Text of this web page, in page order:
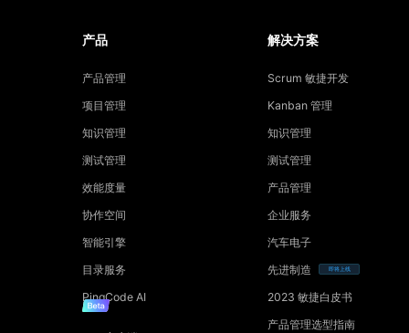
产品
产品管理
项目管理
知识管理
测试管理
效能度量
协作空间
智能引擎
目录服务
PingCode AI
解决方案
Scrum 敏捷开发
Kanban 管理
知识管理
测试管理
产品管理
企业服务
汽车电子
先进制造
即将上线
2023 敏捷白皮书
产品管理选型指南